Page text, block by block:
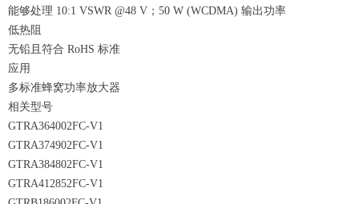
能够处理 10:1 VSWR @48 V；50 W (WCDMA) 输出功率
低热阻
无铅且符合 RoHS 标准
应用
多标准蜂窝功率放大器
相关型号
GTRA364002FC-V1
GTRA374902FC-V1
GTRA384802FC-V1
GTRA412852FC-V1